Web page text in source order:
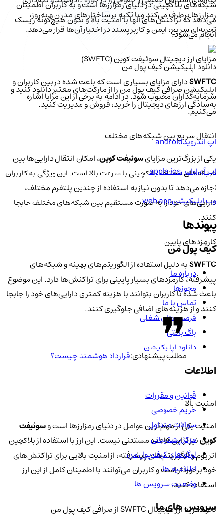
شبکه‌های بلاکچینی در دنیای رمزارزها است و به کاربران اطمینان
می‌دهد که تراکنش‌های آنها با امنیت بالا و بدون هیچ‌گونه ریسک
انجام می‌شود.
مزایای ارز دیجیتال سوئیفت کوین (SWFTC)
SWFTCدارای مزایای بسیاری است که باعث شده در بین کاربران و
سرمایه‌گذاران محبوب شود. در ادامه به برخی از این مزایا اشاره
می‌کنیم.
انتقال سریع بین شبکه‌های مختلف
یکی از بزرگ‌ترین مزایایسوئیفت کوین، امکان انتقال دارایی‌ها بین
شبکه‌های مختلف بلاکچینی با سرعت بالا است. این ویژگی به کاربران
اجازه می‌دهد تا بدون نیاز به استفاده از چندین پلتفرم مختلف،
دارایی‌های خود را به صورت مستقیم بین شبکه‌های مختلف جابجا
کنند.
کارمزدهای پایین
SWFTCبه دلیل استفاده از الگوریتم‌های بهینه و شبکه‌های
پیشرفته، کارمزدهای بسیار پایینی برای تراکنش‌ها دارد. این موضوع
باعث شده تا کاربران بتوانند با هزینه کمتری دارایی‌های خود را جابجا
کنند و از هزینه‌های اضافی جلوگیری کنند.
مطلب پیشنهادی:قرارداد هوشمند چیست؟
امنیت بالا
امنیت یکی از مهم‌ترین عوامل در دنیای رمزارزها است وسوئیفت
کویننیز از این قاعده مستثنی نیست. این ارز با استفاده از بلاکچین
اتریوم و الگوریتم‌های پیشرفته، از امنیت بالایی برای تراکنش‌های
خود برخوردار است و کاربران می‌توانند با اطمینان کامل از این ارز
استفاده کنند.
نحوه خرید ارز دیجیتال SWFTC از صرافی کیف پول من
رمزارزها برطرف می‌کند و با تکیه بر ساختارهای مدرن و به‌روز،
تجربه‌ای سریع، ایمن و کاربرپسند در اختیار آن‌ها قرار می‌دهد.
دانلود اپلیکیشن کیف‌ پول من
اپلیکیشن صرافی کیف پول من را از مارکت‌های معتبر دانلود کنید و
به‌سادگی ارزهای دیجیتال را خرید، فروش و مدیریت کنید.
اپ اندرویدandroid
اپ آی‌او‌اسapple ios
وب اپلیکیشنweb app
پیوندها
کیف پول من
درباره ما
مجوزها
تماس با ما
فرصت های شغلی
باگ بانتی
دانلود اپلیکیشن
اطلاعات
قوانین و مقررات
حریم خصوصی
سوالات متداول
مرکز پشتیبانی
لوگو های کیف پول من
اطلاعیه ها
وضعیت سرویس ها
سرویس های ما